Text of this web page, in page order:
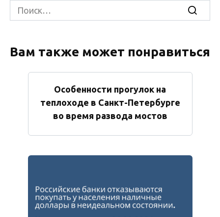
Search
for:
Вам также может понравиться
Особенности прогулок на
теплоходе в Санкт-Петербурге
во время развода мостов